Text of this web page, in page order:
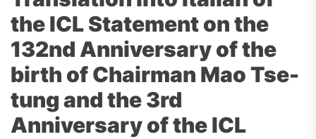
the ICL Statement on the
132nd Anniversary of the
birth of Chairman Mao Tse-
tung and the 3rd
Anniversary of the ICL